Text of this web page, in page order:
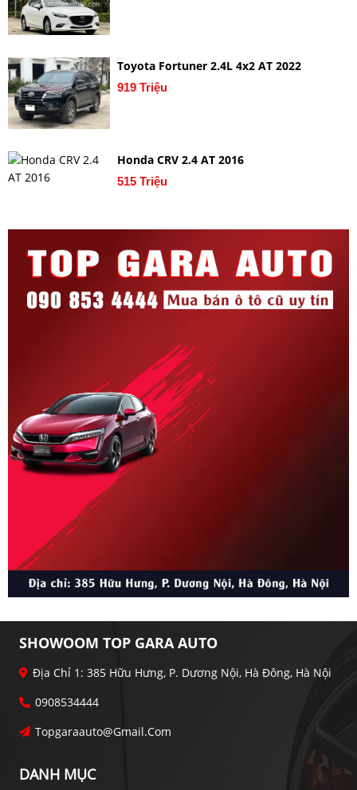
Toyota Fortuner 2.4L 4x2 AT 2022
919 Triệu
Honda CRV 2.4 AT 2016
515 Triệu
SHOWOOM TOP GARA AUTO
Địa Chỉ 1: 385 Hữu Hưng, P. Dương Nội, Hà Đông, Hà Nội
0908534444
Topgaraauto@gmail.com
DANH MỤC